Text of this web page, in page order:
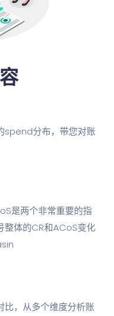
spend分布，带您对账
是两个非常重要的指
整体的CR和ACoS变化
比，从多个维度分析账